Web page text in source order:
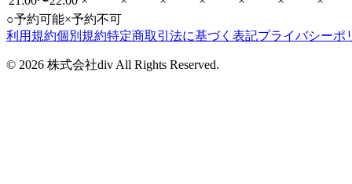
○予約可能×予約不可
利用規約個別規約特定商取引法に基づく表記プライバシーポ
© 2026 株式会社div All Rights Reserved.